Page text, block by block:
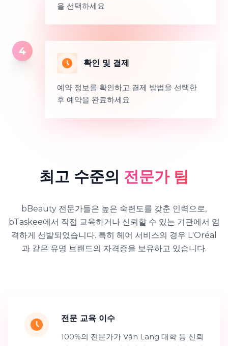
을 선택하세요
4
확인 및 결제
예약 정보를 확인하고 결제 방법을 선택한
후 예약을 완료하세요
최고 수준의 전문가 팀
bBeauty 전문가들은 높은 숙련도를 갖춘 인력으로,
bTaskee에서 직접 교육하거나 신뢰할 수 있는 기관에서 엄
격하게 선발되었습니다. 특히 헤어 서비스의 경우 L'Oréal
과 같은 유명 브랜드의 자격증을 보유하고 있습니다.
전문 교육 이수
100%의 전문가가 Văn Lang 대학 등 신뢰